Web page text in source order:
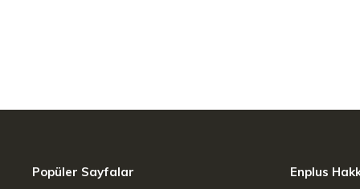
sesli komut sistemi ya da mevcut
Popüler Sayfalar Enplus